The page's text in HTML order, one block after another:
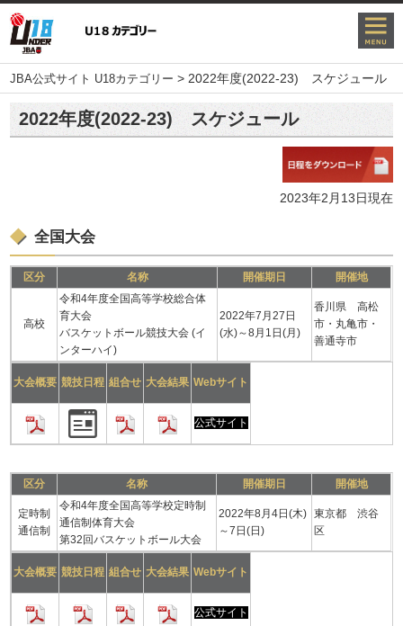
JBA公式サイト U18カテゴリー >2022年度(2022-23) スケジュール
2022年度(2022-23) スケジュール
2023年2⽉13⽇現在
全国大会
区分 名称 開催期日 開催地
高校
令和4年度全国高等学校総合体
育大会
バスケットボール競技大会 (イ
ンターハイ)
2022年7月27日
(水)～8月1日(月)
香川県 高松
市・丸亀市・
善通寺市
大会概要 競技日程 組合せ 大会結果 Webサイト
公式サイト
区分 名称 開催期日 開催地
定時制
通信制
令和4年度全国高等学校定時制
通信制体育大会
第32回バスケットボール大会
2022年8月4日(木)
～7日(日)
東京都 渋谷
区
大会概要 競技日程 組合せ 大会結果 Webサイト
公式サイト